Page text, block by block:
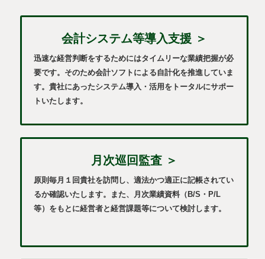
ます」
2023.12.28
年末年始休業のお知らせ
夏期休業のお知らせ
2022.08.01
会計システム等導入支援 ＞
迅速な経営判断をするためにはタイムリーな業績把握が必
要です。そのため会計ソフトによる自計化を推進していま
す。貴社にあったシステム導入・活用をトータルにサポー
トいたします。
月次巡回監査 ＞
原則毎月１回貴社を訪問し、適法かつ適正に記帳されてい
るか確認いたします。また、月次業績資料（B/S・P/L
等）をもとに経営者と経営課題等について検討します。